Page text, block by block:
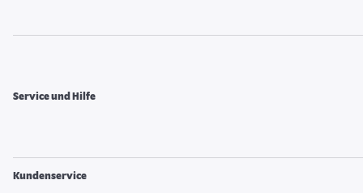
Service und Hilfe
Kundenservice